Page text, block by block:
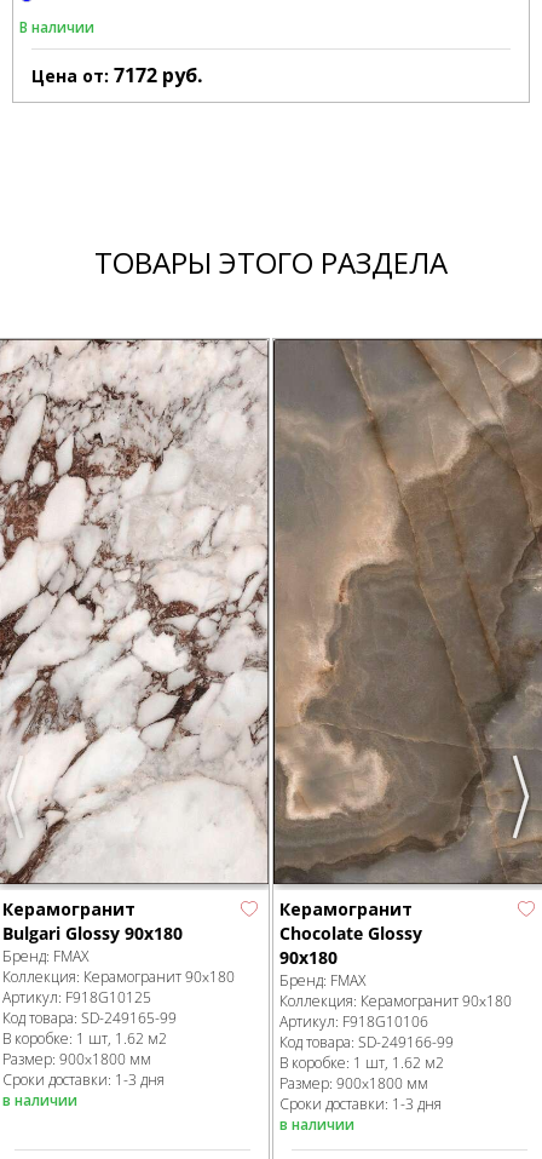
В наличии
Цена от: 7172 руб.
ТОВАРЫ ЭТОГО РАЗДЕЛА
Previous
Керамогранит
Bulgari Glossy 90x180
Бренд: FMAX
Коллекция: Керамогранит 90x180
Артикул: F918G10125
Код товара: SD-249165-99
В коробке: 1 шт, 1.62 м2
Размер: 900x1800 мм
Сроки доставки: 1-3 дня
в наличии
Керамогранит
Chocolate Glossy
90x180
Бренд: FMAX
Коллекция: Керамогранит 90x180
Артикул: F918G10106
Код товара: SD-249166-99
В коробке: 1 шт, 1.62 м2
Размер: 900x1800 мм
Сроки доставки: 1-3 дня
в наличии